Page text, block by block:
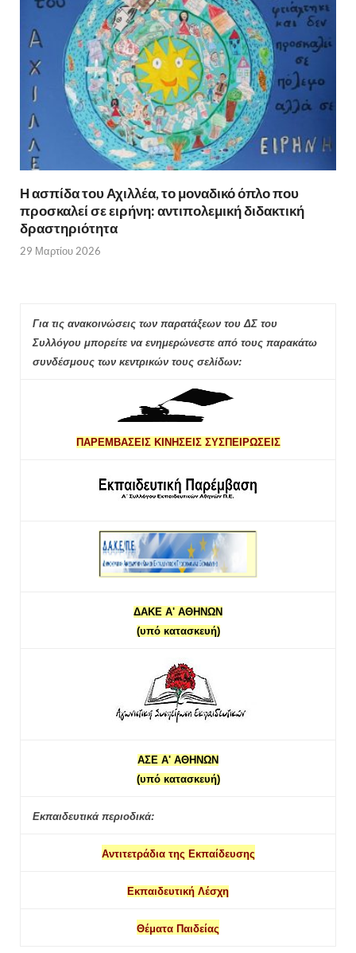
Η ασπίδα του Αχιλλέα, το μοναδικό όπλο που
προσκαλεί σε ειρήνη: αντιπολεμική διδακτική
δραστηριότητα
29 Μαρτίου 2026
Για τις ανακοινώσεις των παρατάξεων του ΔΣ του
Συλλόγου μπορείτε να ενημερώνεστε από τους παρακάτω
συνδέσμους των κεντρικών τους σελίδων:
ΠΑΡΕΜΒΑΣΕΙΣ ΚΙΝΗΣΕΙΣ ΣΥΣΠΕΙΡΩΣΕΙΣ
ΔΑΚΕ Α' ΑΘΗΝΩΝ
(υπό κατασκευή)
ΑΣΕ Α' ΑΘΗΝΩΝ
(υπό κατασκευή)
Εκπαιδευτικά περιοδικά:
Αντιτετράδια της Εκπαίδευσης
Εκπαιδευτική Λέσχη
Θέματα Παιδείας